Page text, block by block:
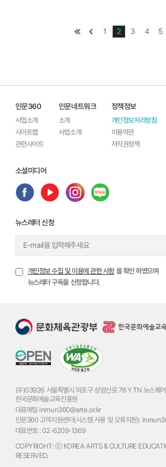
맴처음 이전1 2 3 4 5
인문360
사업소개
사이트맵
관련사이트
인문네트워크
소개
사업소개
정책정보
개인정보처리방침
이용약관
저작권정책
소셜미디어
뉴스레터 신청
개인정보 수집 및 이용에 관한 사항 을 확인 하였으며
뉴스레터 구독을 신청합니다.
(우)03926 서울특별시 마포구 상암산로 76 YTN 뉴스퀘
한국문화예술교육진흥원
대표메일 inmun360@arte.or.kr
인문360 고객지원센터(시스템 사용 및 오류지원):
대표번호 :02-6209-1369
COPYRIGHT: ⓒ KOREA ARTS & CULTURE
RESERVED.